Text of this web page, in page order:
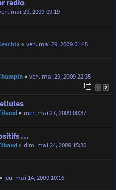
radio
mai 29, 2009 09:19
« ven. mai 29, 2009 01:45
« ven. mai 29, 2009 22:35
1 2
« mer. mai 27, 2009 00:37
...
« dim. mai 24, 2009 15:30
jeu. mai 14, 2009 10:16